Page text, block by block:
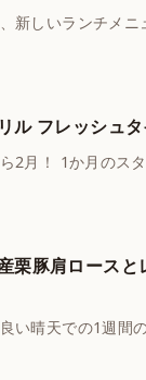
新しいランチメニ
ル フレッシュ
2月！ 1か月のス
栗豚肩ロースと
い晴天での1週間